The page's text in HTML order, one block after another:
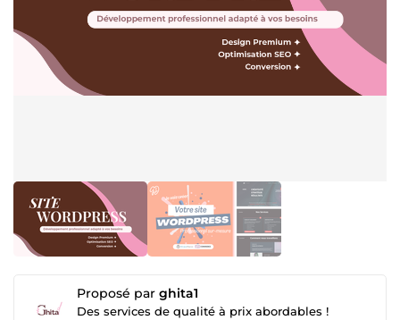
Proposé par ghita1
Des services de qualité à prix abordables !